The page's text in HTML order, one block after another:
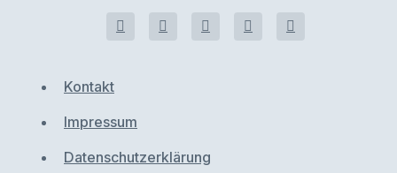
Kontakt
Impressum
Datenschutzerklärung